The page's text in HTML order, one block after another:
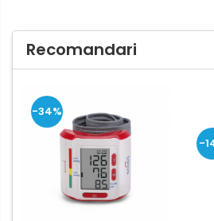
Recomandari
-34%
-